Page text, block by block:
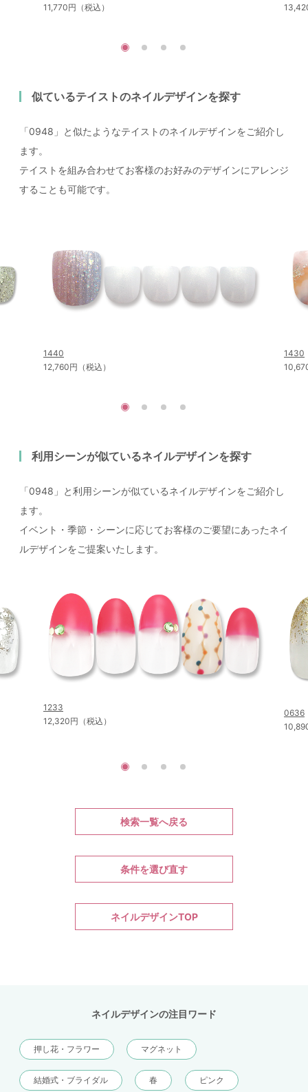
11,770円（税込）
似ているテイストのネイルデザインを探す
「0948」と似たようなテイストのネイルデザインをご紹介し
ます。
テイストを組み合わせてお客様のお好みのデザインにアレンジ
することも可能です。
1440
12,760円（税込）
1430
利用シーンが似ているネイルデザインを探す
「0948」と利用シーンが似ているネイルデザインをご紹介し
ます。
イベント・季節・シーンに応じてお客様のご要望にあったネイ
ルデザインをご提案いたします。
1233
12,320円（税込）
0636
検索一覧へ戻る
条件を選び直す
ネイルデザインTOP
ネイルデザインの注目ワード
押し花・フラワー マグネット
結婚式・ブライダル 春 ピンク